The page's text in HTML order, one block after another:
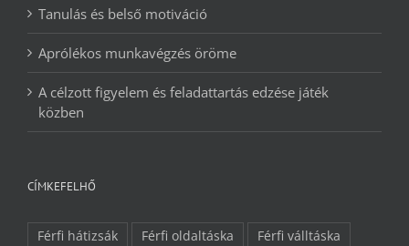
Tanulás és belső motiváció
Aprólékos munkavégzés öröme
A célzott figyelem és feladattartás edzése játék
közben
CÍMKEFELHŐ
Férfi hátizsák Férfi oldaltáska
Férfi válltáska